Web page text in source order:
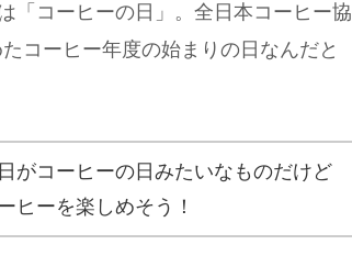
「コーヒーの日」。全日本コーヒー協
コーヒー年度の始まりの日なんだと
がコーヒーの日みたいなものだけど
ヒーを楽しめそう！